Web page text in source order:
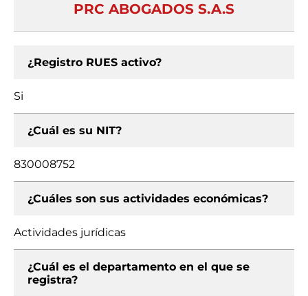
PRC ABOGADOS S.A.S
¿Registro RUES activo?
Si
¿Cuál es su NIT?
830008752
¿Cuáles son sus actividades económicas?
Actividades jurídicas
¿Cuál es el departamento en el que se
registra?